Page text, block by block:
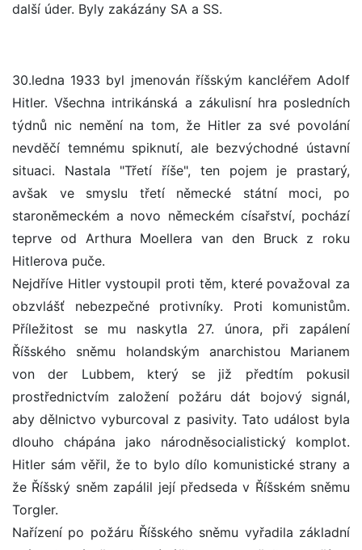
další úder. Byly zakázány SA a SS.
30.ledna 1933 byl jmenován říšským kancléřem Adolf
Hitler. Všechna intrikánská a zákulisní hra posledních
týdnů nic nemění na tom, že Hitler za své povolání
nevděčí temnému spiknutí, ale bezvýchodné ústavní
situaci. Nastala "Třetí říše", ten pojem je prastarý,
avšak ve smyslu třetí německé státní moci, po
staroněmeckém a novo německém císařství, pochází
teprve od Arthura Moellera van den Bruck z roku
Hitlerova puče.
Nejdříve Hitler vystoupil proti těm, které považoval za
obzvlášť nebezpečné protivníky. Proti komunistům.
Příležitost se mu naskytla 27. února, při zapálení
Říšského sněmu holandským anarchistou Marianem
von der Lubbem, který se již předtím pokusil
prostřednictvím založení požáru dát bojový signál,
aby dělnictvo vyburcoval z pasivity. Tato událost byla
dlouho chápána jako národněsocialistický komplot.
Hitler sám věřil, že to bylo dílo komunistické strany a
že Říšský sněm zapálil její předseda v Říšském sněmu
Torgler.
Nařízení po požáru Říšského sněmu vyřadila základní